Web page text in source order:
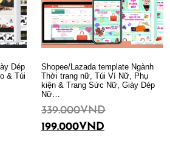
Dép
& Túi
Shopee/Lazada template Ngành
Thời trang nữ, Túi Ví Nữ, Phụ
kiện & Trang Sức Nữ, Giày Dép
Nữ…
339.000VND
199.000VND